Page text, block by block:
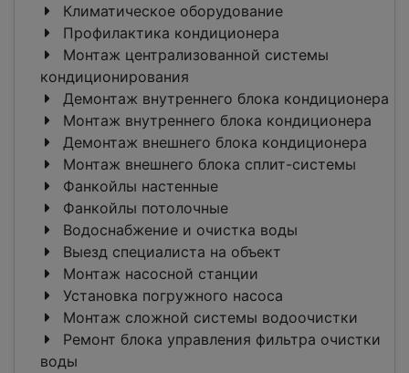
Климатическое оборудование
Профилактика кондиционера
Монтаж централизованной системы
кондиционирования
Демонтаж внутреннего блока кондиционера
Монтаж внутреннего блока кондиционера
Демонтаж внешнего блока кондиционера
Монтаж внешнего блока сплит-системы
Фанкойлы настенные
Фанкойлы потолочные
Водоснабжение и очистка воды
Выезд специалиста на объект
Монтаж насосной станции
Установка погружного насоса
Монтаж сложной системы водоочистки
Ремонт блока управления фильтра очистки
воды